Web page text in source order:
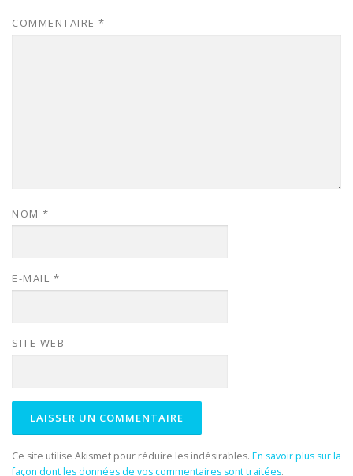
COMMENTAIRE *
NOM *
E-MAIL *
SITE WEB
Ce site utilise Akismet pour réduire les indésirables. En savoir plus sur la
façon dont les données de vos commentaires sont traitées.